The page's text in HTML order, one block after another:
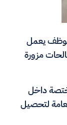
كان الموظف يعمل
مزورة
داخل
لتحصيل